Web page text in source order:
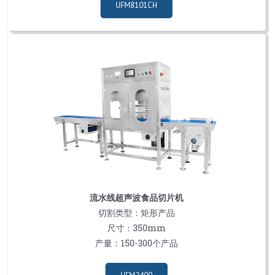
UFM8101CH
流水线超声波食品切片机
切割类型：矩形产品
尺寸：350mm
产量：150-300个产品